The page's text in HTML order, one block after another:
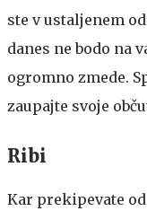
ste v ustaljenem
danes ne bodo na
ogromno zmede.
zaupajte svoje
Ribi
Kar prekipevate